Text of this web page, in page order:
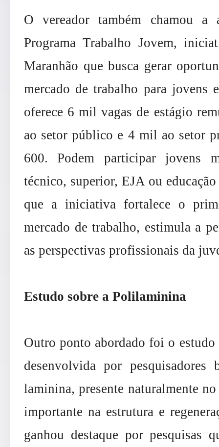
O vereador também chamou a
Programa Trabalho Jovem,
Maranhão que busca gerar
mercado de trabalho para jovens
oferece 6 mil vagas de estágio
ao setor público e 4 mil ao setor
600. Podem participar jovens
técnico, superior, EJA ou
que a iniciativa fortalece o
mercado de trabalho, estimula a
as perspectivas profissionais da
Estudo sobre a Polilaminina
Outro ponto abordado foi o
desenvolvida por
laminina, presente naturalmente
importante na estrutura e
ganhou destaque por pesquisas